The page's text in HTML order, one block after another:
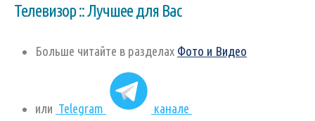
Телевизор :: Лучшее для Вас
Больше читайте в разделах Фото и Видео
или Telegram канале